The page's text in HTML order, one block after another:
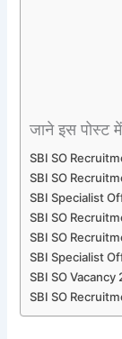
जाने इस पोस्ट
SBI SO
SBI SO
SBI Specialist
SBI SO
SBI SO
SBI Specialist
SBI SO
SBI SO